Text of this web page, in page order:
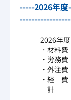
-----2026年
2026年度の
・材料費：
・労務費：
・外注費
・経 費
計 ：